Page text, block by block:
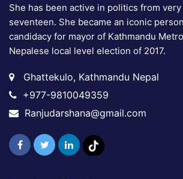
She has been active in politics from
seventeen. She became an iconic
candidacy for mayor of Kathmandu
Nepalese local level election of 2017.
Ghattekulo, Kathmandu Nepal
+977-9810049359
Ranjudarshana@gmail.com